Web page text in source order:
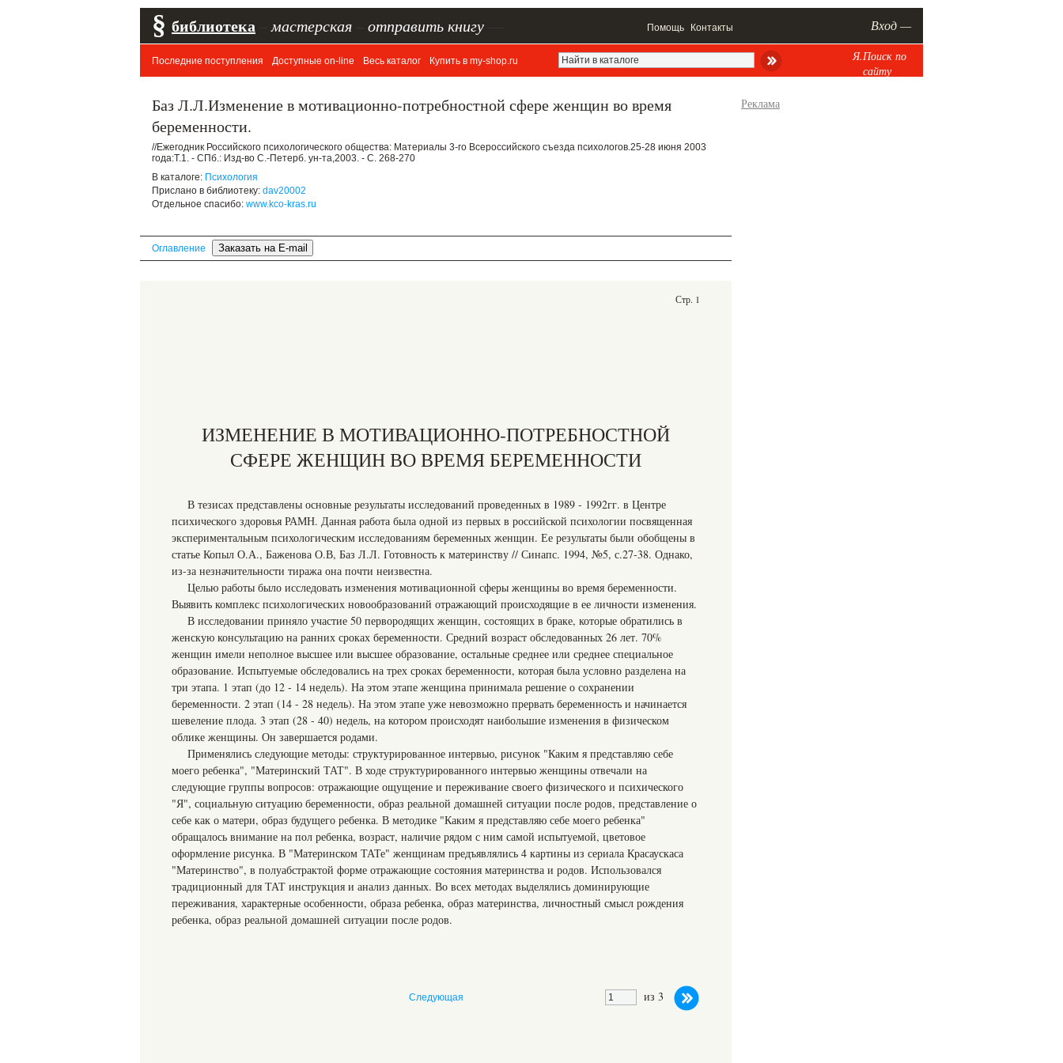
§ библиотека мастерская отправить книгу Помощь Контакты Вход —
Последние поступления Доступные on-line Весь каталог Купить в my-shop.ru
Я.Поиск по
сайту
Баз Л.Л.Изменение в мотивационно-потребностной сфере женщин во время
беременности.
//Ежегодник Российского психологического общества: Материалы 3-го Всероссийского съезда психологов.25-28 июня 2003
года:Т.1. - СПб.: Изд-во С.-Петерб. ун-та,2003. - С. 268-270
В каталоге: Психология
Прислано в библиотеку: dav20002
Отдельное спасибо: www.kco-kras.ru
Оглавление
Стр. 1
ИЗМЕНЕНИЕ В МОТИВАЦИОННО-ПОТРЕБНОСТНОЙ
СФЕРЕ ЖЕНЩИН ВО ВРЕМЯ БЕРЕМЕННОСТИ
В тезисах представлены основные результаты исследований проведенных в 1989 - 1992гг. в Центре
психического здоровья РАМН. Данная работа была одной из первых в российской психологии посвященная
экспериментальным психологическим исследованиям беременных женщин. Ее результаты были обобщены в
статье Копыл О.А., Баженова О.В, Баз Л.Л. Готовность к материнству // Синапс. 1994, №5, с.27-38. Однако,
из-за незначительности тиража она почти неизвестна.
Целью работы было исследовать изменения мотивационной сферы женщины во время беременности.
Выявить комплекс психологических новообразований отражающий происходящие в ее личности изменения.
В исследовании приняло участие 50 первородящих женщин, состоящих в браке, которые обратились в
женскую консультацию на ранних сроках беременности. Средний возраст обследованных 26 лет. 70%
женщин имели неполное высшее или высшее образование, остальные среднее или среднее специальное
образование. Испытуемые обследовались на трех сроках беременности, которая была условно разделена на
три этапа. 1 этап (до 12 - 14 недель). На этом этапе женщина принимала решение о сохранении
беременности. 2 этап (14 - 28 недель). На этом этапе уже невозможно прервать беременность и начинается
шевеление плода. 3 этап (28 - 40) недель, на котором происходят наибольшие изменения в физическом
облике женщины. Он завершается родами.
Применялись следующие методы: структурированное интервью, рисунок "Каким я представляю себе
моего ребенка", "Материнский ТАТ". В ходе структурированного интервью женщины отвечали на
следующие группы вопросов: отражающие ощущение и переживание своего физического и психического
"Я", социальную ситуацию беременности, образ реальной домашней ситуации после родов, представление о
себе как о матери, образ будущего ребенка. В методике "Каким я представляю себе моего ребенка"
обращалось внимание на пол ребенка, возраст, наличие рядом с ним самой испытуемой, цветовое
оформление рисунка. В "Материнском ТАТе" женщинам предъявлялись 4 картины из сериала Красаускаса
"Материнство", в полуабстрактой форме отражающие состояния материнства и родов. Использовался
традиционный для ТАТ инструкция и анализ данных. Во всех методах выделялись доминирующие
переживания, характерные особенности, образа ребенка, образ материнства, личностный смысл рождения
ребенка, образ реальной домашней ситуации после родов.
из 3
Следующая
Реклама